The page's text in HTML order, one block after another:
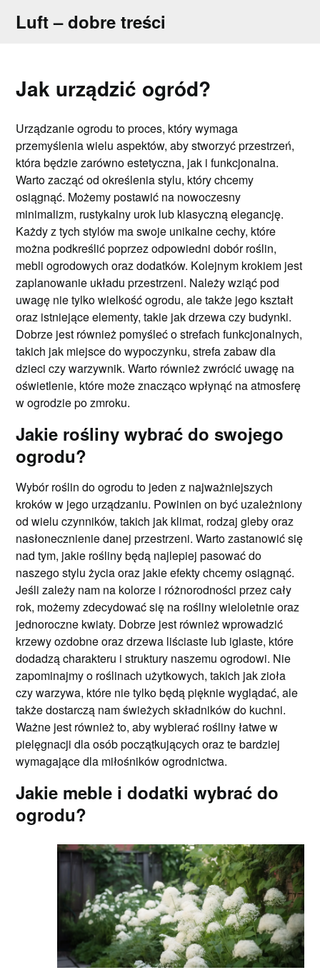
Luft – dobre treści
Jak urządzić ogród?
Urządzanie ogrodu to proces, który wymaga
przemyślenia wielu aspektów, aby stworzyć przestrzeń,
która będzie zarówno estetyczna, jak i funkcjonalna.
Warto zacząć od określenia stylu, który chcemy
osiągnąć. Możemy postawić na nowoczesny
minimalizm, rustykalny urok lub klasyczną elegancję.
Każdy z tych stylów ma swoje unikalne cechy, które
można podkreślić poprzez odpowiedni dobór roślin,
mebli ogrodowych oraz dodatków. Kolejnym krokiem jest
zaplanowanie układu przestrzeni. Należy wziąć pod
uwagę nie tylko wielkość ogrodu, ale także jego kształt
oraz istniejące elementy, takie jak drzewa czy budynki.
Dobrze jest również pomyśleć o strefach funkcjonalnych,
takich jak miejsce do wypoczynku, strefa zabaw dla
dzieci czy warzywnik. Warto również zwrócić uwagę na
oświetlenie, które może znacząco wpłynąć na atmosferę
w ogrodzie po zmroku.
Jakie rośliny wybrać do swojego
ogrodu?
Wybór roślin do ogrodu to jeden z najważniejszych
kroków w jego urządzaniu. Powinien on być uzależniony
od wielu czynników, takich jak klimat, rodzaj gleby oraz
nasłonecznienie danej przestrzeni. Warto zastanowić się
nad tym, jakie rośliny będą najlepiej pasować do
naszego stylu życia oraz jakie efekty chcemy osiągnąć.
Jeśli zależy nam na kolorze i różnorodności przez cały
rok, możemy zdecydować się na rośliny wieloletnie oraz
jednoroczne kwiaty. Dobrze jest również wprowadzić
krzewy ozdobne oraz drzewa liściaste lub iglaste, które
dodadzą charakteru i struktury naszemu ogrodowi. Nie
zapominajmy o roślinach użytkowych, takich jak zioła
czy warzywa, które nie tylko będą pięknie wyglądać, ale
także dostarczą nam świeżych składników do kuchni.
Ważne jest również to, aby wybierać rośliny łatwe w
pielęgnacji dla osób początkujących oraz te bardziej
wymagające dla miłośników ogrodnictwa.
Jakie meble i dodatki wybrać do
ogrodu?